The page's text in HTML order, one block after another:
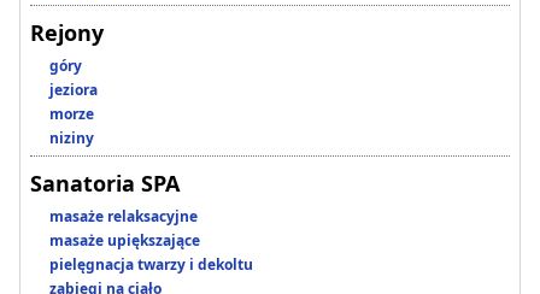
Rejony
góry
jeziora
morze
niziny
Sanatoria SPA
masaże relaksacyjne
masaże upiększające
pielęgnacja twarzy i dekoltu
zabiegi na ciało